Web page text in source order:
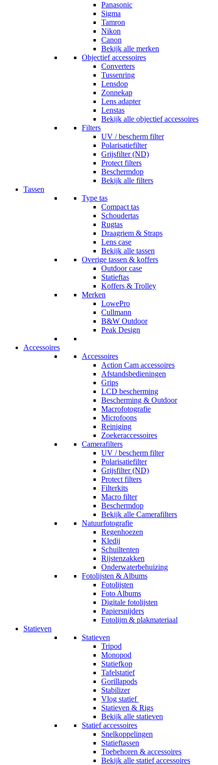
Panasonic
Sigma
Tamron
Nikon
Canon
Bekijk alle merken
Objectief accessoires
Converters
Tussenring
Lensdop
Zonnekap
Lens adapter
Lenstas
Bekijk alle objectief accessoires
Filters
UV / bescherm filter
Polarisatiefilter
Grijsfilter (ND)
Protect filters
Beschermdop
Bekijk alle filters
Tassen
Type tas
Compact tas
Schoudertas
Rugtas
Draagriem & Straps
Lens case
Bekijk alle tassen
Overige tassen & koffers
Outdoor case
Statieftas
Koffers & Trolley
Merken
LowePro
Cullmann
B&W Outdoor
Peak Design
Accessoires
Accessoires
Action Cam accessoires
Afstandsbedieningen
Grips
LCD bescherming
Bescherming & Outdoor
Macrofotografie
Microfoons
Reiniging
Zoekeraccessoires
Camerafilters
UV / bescherm filter
Polarisatiefilter
Grijsfilter (ND)
Protect filters
Filterkits
Macro filter
Beschermdop
Bekijk alle Camerafilters
Natuurfotografie
Regenhoezen
Kledij
Schuiltenten
Rijstenzakken
Onderwaterbehuizing
Fotolijsten & Albums
Fotolijsten
Foto Albums
Digitale fotolijsten
Papiersnijders
Fotolijm & plakmateriaal
Statieven
Statieven
Tripod
Monopod
Statiefkop
Tafelstatief
Gorillapods
Stabilizer
Vlog statief
Statieven & Rigs
Bekijk alle statieven
Statief accessoires
Snelkoppelingen
Statieftassen
Toebehoren & accessoires
Bekijk alle statief accessoires